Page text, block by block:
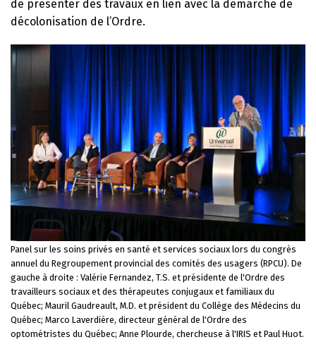
de présenter des travaux en lien avec la démarche de
décolonisation de l’Ordre.
Panel sur les soins privés en santé et services sociaux lors du congrès
annuel du Regroupement provincial des comités des usagers (RPCU). De
gauche à droite : Valérie Fernandez, T.S. et présidente de l'Ordre des
travailleurs sociaux et des thérapeutes conjugaux et familiaux du
Québec; Mauril Gaudreault, M.D. et président du Collège des Médecins du
Québec; Marco Laverdière, directeur général de l'Ordre des
optométristes du Québec; Anne Plourde, chercheuse à l'IRIS et Paul Huot.